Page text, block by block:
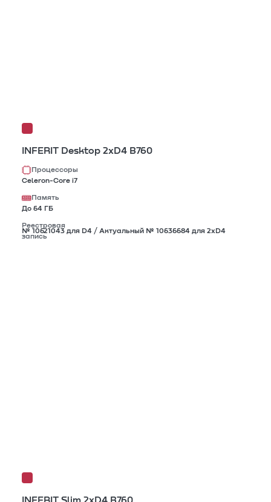
INFERIT Desktop 2xD4 B760
Процессоры
Celeron-Core i7
Память
До 64 ГБ
Реестровая
запись
№ 10621043 для D4 / Актуальный № 10636684 для 2xD4